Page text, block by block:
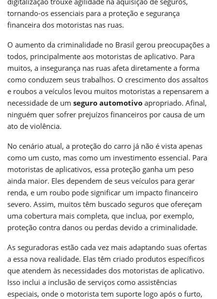
tornando-os essenciais para a proteção e segurança
financeira dos motoristas nas ruas.
O aumento da criminalidade no Brasil gerou preocupações a
todos, principalmente aos motoristas de aplicativo. Para
muitos, a insegurança nas ruas afeta diretamente a forma
como conduzem seus trabalhos. O crescimento dos assaltos
e roubos a veículos levou muitos motoristas a repensarem a
necessidade de um seguro automotivo apropriado. Afinal,
ninguém quer sofrer prejuízos financeiros por causa de um
ato de violência.
No cenário atual, a proteção do carro já não é vista apenas
como um custo, mas como um investimento essencial. Para
motoristas de aplicativos, essa proteção ganha um peso
ainda maior. Eles dependem de seus veículos para gerar
renda, e um roubo pode significar um impacto financeiro
severo. Assim, muitos têm buscado seguros que ofereçam
uma cobertura mais completa, que inclua, por exemplo,
proteção contra danos ou perdas devido a criminalidade.
As seguradoras estão cada vez mais adaptando suas ofertas
a essa nova realidade. Elas têm criado produtos específicos
que atendem às necessidades dos motoristas de aplicativo.
Isso inclui a inclusão de serviços como assistências
especiais, onde o motorista tem suporte logo após o furto,